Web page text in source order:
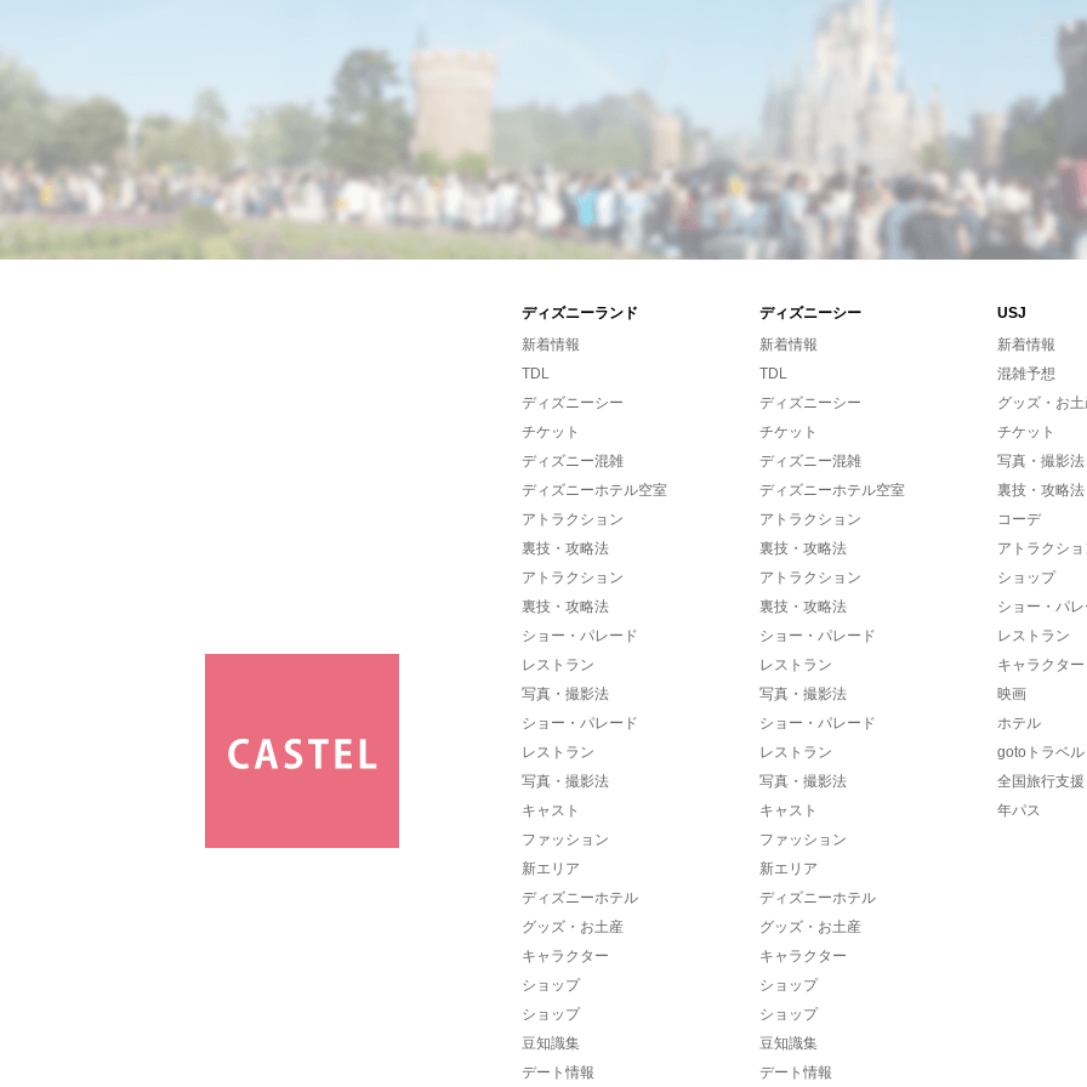
ディズニーランド ディズニーシー
USJ
新着情報
TDL
ディズニーシー
チケット
ディズニー混雑
ディズニーホテル空室
アトラクション
裏技・攻略法
アトラクション
裏技・攻略法
ショー・パレード
レストラン
写真・撮影法
ショー・パレード
レストラン
写真・撮影法
キャスト
ファッション
新エリア
ディズニーホテル
グッズ・お土産
キャラクター
ショップ
ショップ
豆知識集
デート情報
新着情報
TDL
ディズニーシー
チケット
ディズニー混雑
ディズニーホテル空室
アトラクション
裏技・攻略法
アトラクション
裏技・攻略法
ショー・パレード
レストラン
写真・撮影法
ショー・パレード
レストラン
写真・撮影法
キャスト
ファッション
新エリア
ディズニーホテル
グッズ・お土産
キャラクター
ショップ
ショップ
豆知識集
デート情報
新着情報
混雑予想
グッズ・お
チケット
写真・撮影法
裏技・攻略法
コーデ
アトラクシ
ショップ
ショー・パ
レストラン
キャラクター
映画
ホテル
gotoトラベル
全国旅行支援
年パス